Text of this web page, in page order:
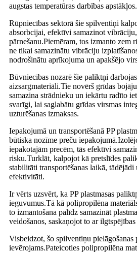
augstas temperatūras darbības apstākļos.
Rūpniecības sektorā šie spilventiņi
absorbcijai, efektīvi samazinot
pārnešanu.Piemēram, tos izmanto zem
ne tikai samazinātu vibrāciju
nodrošinātu aprīkojuma un apakšējo
Būvniecības nozarē šie paliktņi
aizsargmateriāli.Tie novērš grīdas
samazina strādnieku un iekārtu radīto
svarīgi, lai saglabātu grīdas virsmas
uzturēšanas izmaksas.
Iepakojumā un transportēšanā PP
būtiska nozīme preču
iepakotajām precēm, tās efektīvi
risku.Turklāt, kalpojot kā pretslīdes
stabilitāti transportēšanas laikā,
efektivitāti.
Ir vērts uzsvērt, ka PP plastmasas
ieguvumus.Tā kā polipropilēna
to izmantošana palīdz samazināt
veidošanos, saskaņojot to ar
Visbeidzot, šo spilventiņu pielāgošanas
ievērojams.Pateicoties polipropilēna